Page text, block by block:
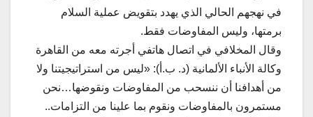
في نهجهم الحالي الذي يهدد بتقويض عملية السلام
برمتها، وليس المفاوضات فقط.
وقال المخلافي في اتصال هاتفي أجرته معه من القاهرة
وكالة الأنباء الألمانية (د. ب.أ): «ليس من استراتيجيتنا ولا
من أهدافنا أن ننسحب من المفاوضات ونقوضها…نحن
مستمرون بالمفاوضات ونقوم بما علينا من التزامات..